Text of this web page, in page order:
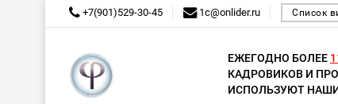
+7(901)529-30-45 1c@onlider.ru Список
ЕЖЕГОДНО БОЛЕЕ
КАДРОВИКОВ И
ИСПОЛЬЗУЮТ